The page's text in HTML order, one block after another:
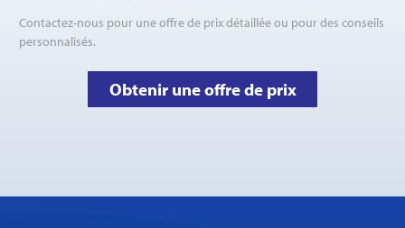
Contactez-nous pour une offre de prix détaillée ou pour des conseils
personnalisés.
Obtenir une offre de prix